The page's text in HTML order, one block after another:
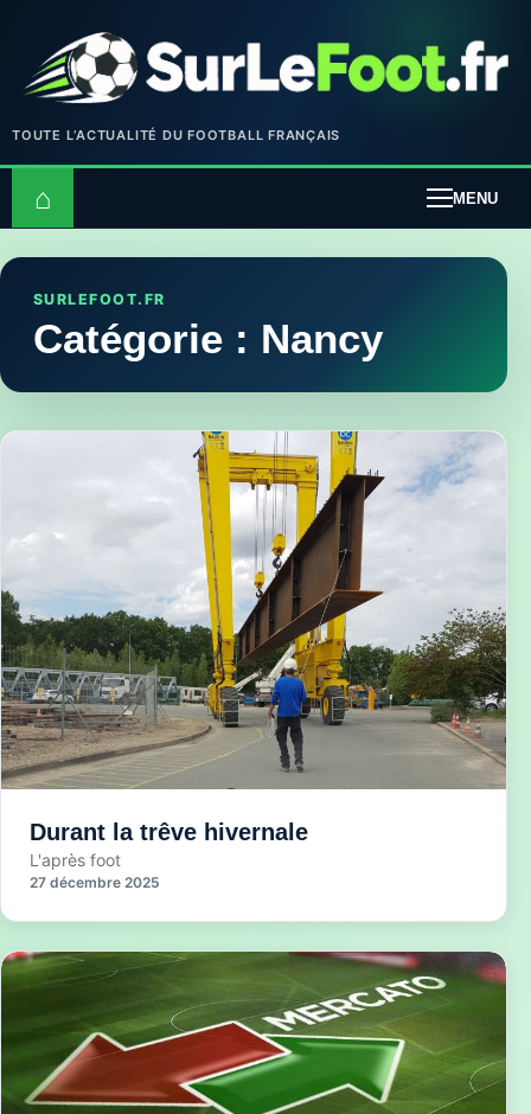
TOUTE L’ACTUALITÉ DU FOOTBALL FRANÇAIS
⌂ MENU
SURLEFOOT.FR
Catégorie : Nancy
Durant la trêve hivernale
L'après foot
27 décembre 2025